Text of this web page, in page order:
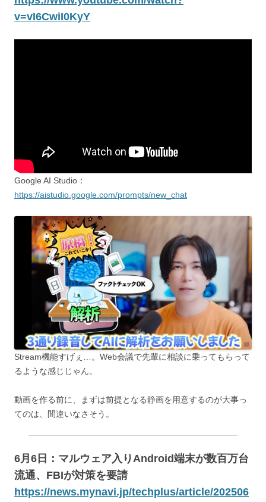
v=vI6CwiI0KyY
Google AI Studio：
https://aistudio.google.com/prompts/new_chat
Stream機能すげぇ…。Web会議で先輩に相談に乗ってもらって
るような感じじゃん。
動画を作る前に、まずは前提となる静画を用意するのが大事っ
てのは、間違いなさそう。
6月6日：マルウェア入りAndroid端末が数百万台
流通、FBIが対策を要請
https://news.mynavi.jp/techplus/article/202506